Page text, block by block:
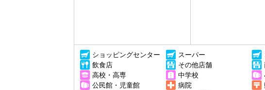
ショッピングセンター スーパー
飲食店
その他店舗
高校・高専
中学校
公民館・児童館
病院